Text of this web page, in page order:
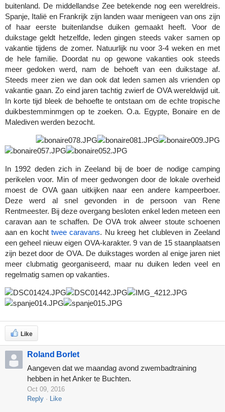
buitenland. De middellandse Zee betekende nog een wereldreis.
Spanje, Italië en Frankrijk zijn landen waar menigeen van ons zijn
of haar eerste buitenlandse duiken gemaakt heeft. Voor de
duikstage geldt hetzelfde, leden gingen steeds vaker samen op
vakantie tijdens de zomer. Natuurlijk nu voor 3-4 weken en met
de hele familie. Doordat nu op gewone vakanties ook steeds
meer gedoken werd, nam de behoeft van een duikstage af.
Steeds meer zien we dan ook dat leden samen als vrienden op
vakantie gaan. Zo eind jaren tachtig zwierf de OVA wereldwijd uit.
In korte tijd bleek de behoefte te ontstaan om de echte tropische
duikbestemminmgen op te zoeken. O.a. Egypte, Bonaire en de
Malediven werden bezocht.
In 1992 deden zich in Zeeland bij de boer de nodige camping
perikelen voor. Min of meer gedwongen door de lokale overheid
moest de OVA gaan uitkijken naar een andere kampeerboer.
Deze werd al snel gevonden in de persoon van Rene
Rentmeester. Bij deze overgang besloten enkel leden meteen een
caravan aan te schaffen. De OVA trok alweer stoute schoenen
aan en kocht twee caravans. Nu kreeg het clubleven in Zeeland
een geheel nieuw eigen OVA-karakter. 9 van de 15 staanplaatsen
zijn bezet door de OVA. De duikstages worden al enige jaren niet
meer clubmatig georganiseerd, maar nu duiken leden veel en
regelmatig samen op vakanties.
Like
Roland Borlet
Aangeven dat we maandag avond zwembadtraining
hebben in het Anker te Buchten.
Oct 09, 2016
Reply
Like